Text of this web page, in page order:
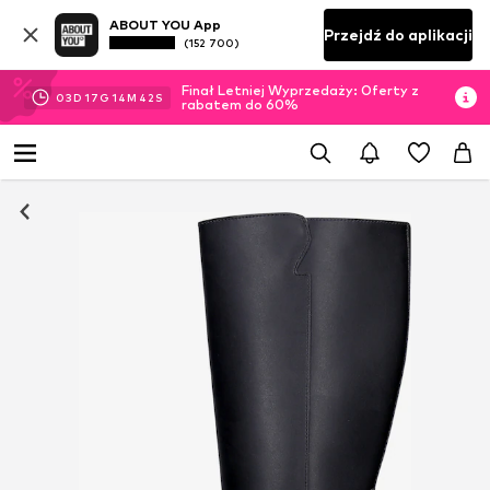
ABOUT YOU App
(152 700) Przejdź do aplikacji
03D 17 G 14M 41 S
Finał Letniej Wyprzedaży: Oferty z
rabatem do 60%